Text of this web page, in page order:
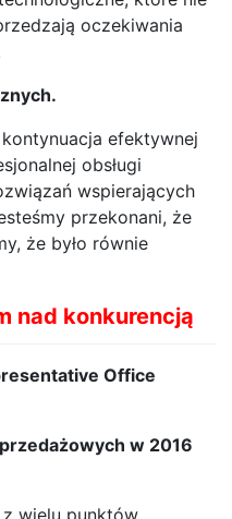
oczekiwania
efektywnej
obsługi
wspierających
przekonani, że
że było równie
nad konkurencją
Office
w 2016
wielu punktów